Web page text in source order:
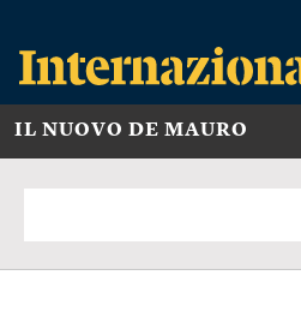
IL NUOVO DE MAURO